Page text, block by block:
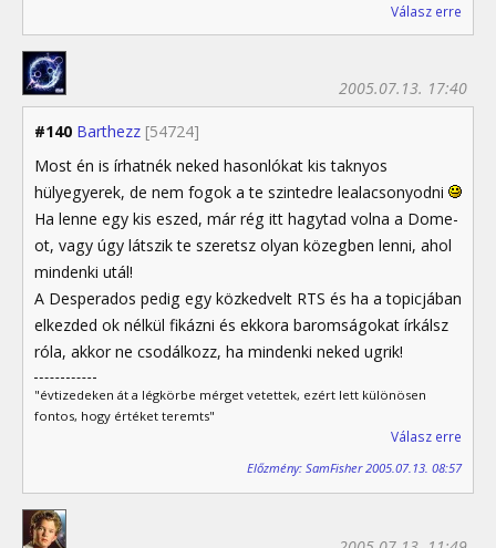
Válasz erre
#140 Barthezz [54724]
2005.07.13. 17:40
Most én is írhatnék neked hasonlókat kis taknyos
hülyegyerek, de nem fogok a te szintedre lealacsonyodni
Ha lenne egy kis eszed, már rég itt hagytad volna a Dome-
ot, vagy úgy látszik te szeretsz olyan közegben lenni, ahol
mindenki utál!
A Desperados pedig egy közkedvelt RTS és ha a topicjában
elkezded ok nélkül fikázni és ekkora baromságokat írkálsz
róla, akkor ne csodálkozz, ha mindenki neked ugrik!
"évtizedeken át a légkörbe mérget vetettek, ezért lett különösen
fontos, hogy értéket teremts"
Válasz erre
Előzmény: SamFisher 2005.07.13. 08:57